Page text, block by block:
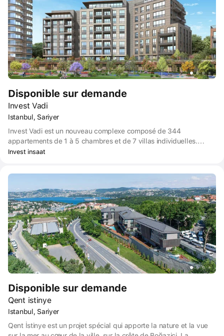
Disponible sur demande
Invest Vadi
Istanbul, Sariyer
Invest Vadi est un nouveau complexe composé de 344
appartements de 1 à 5 chambres et de 7 villas individuelles.
Chaque fenêtre offre une vue sur la nature, des halls spacieux,
Invest insaat
Disponible sur demande
Qent istinye
Istanbul, Sariyer
Qent İstinye est un projet spécial qui apporte la nature et la vue